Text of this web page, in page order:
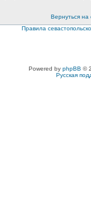
Вернуться на
Правила
Powered by phpBB ©
Русская